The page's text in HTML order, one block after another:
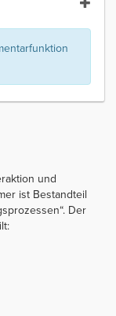
und
ist Bestandteil
Der